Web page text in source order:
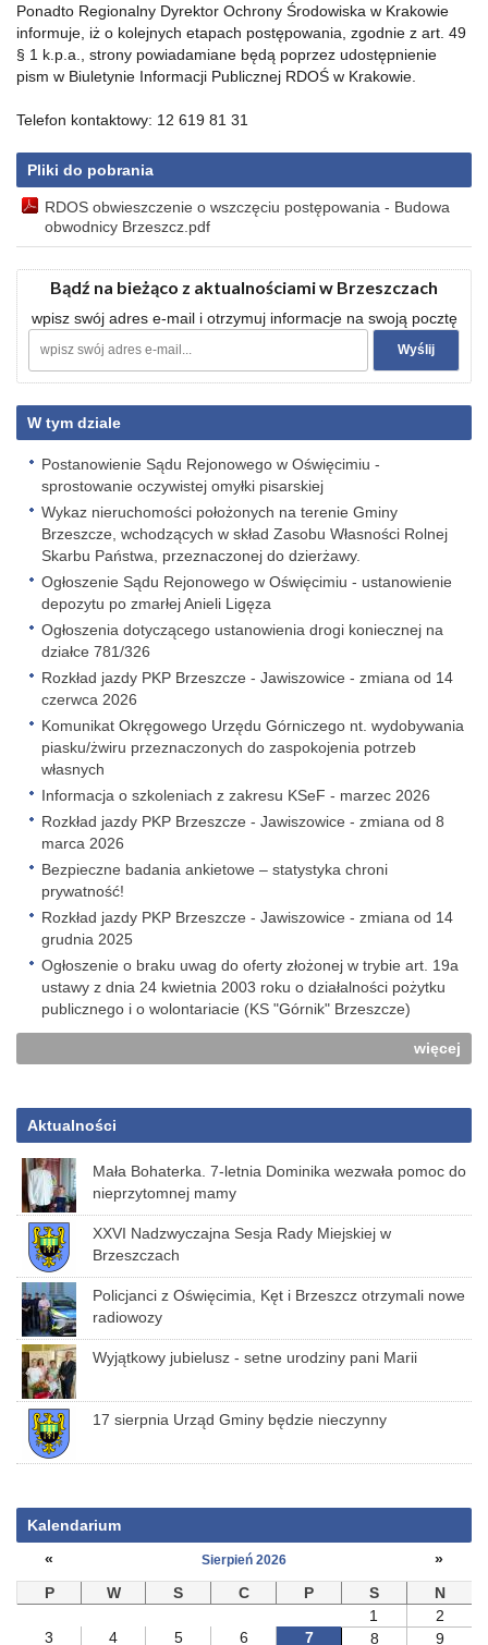
Ponadto Regionalny Dyrektor Ochrony Środowiska w Krakowie
informuje, iż o kolejnych etapach postępowania, zgodnie z art. 49
§ 1 k.p.a., strony powiadamiane będą poprzez udostępnienie
pism w Biuletynie Informacji Publicznej RDOŚ w Krakowie.
Telefon kontaktowy: 12 619 81 31
Pliki do pobrania
RDOS obwieszczenie o wszczęciu postępowania - Budowa
obwodnicy Brzeszcz.pdf
Bądź na bieżąco z aktualnościami w Brzeszczach
wpisz swój adres e-mail i otrzymuj informacje na swoją pocztę
W tym dziale
Postanowienie Sądu Rejonowego w Oświęcimiu -
sprostowanie oczywistej omyłki pisarskiej
Wykaz nieruchomości położonych na terenie Gminy
Brzeszcze, wchodzących w skład Zasobu Własności Rolnej
Skarbu Państwa, przeznaczonej do dzierżawy.
Ogłoszenie Sądu Rejonowego w Oświęcimiu - ustanowienie
depozytu po zmarłej Anieli Ligęza
Ogłoszenia dotyczącego ustanowienia drogi koniecznej na
działce 781/326
Rozkład jazdy PKP Brzeszcze - Jawiszowice - zmiana od 14
czerwca 2026
Komunikat Okręgowego Urzędu Górniczego nt. wydobywania
piasku/żwiru przeznaczonych do zaspokojenia potrzeb
własnych
Informacja o szkoleniach z zakresu KSeF - marzec 2026
Rozkład jazdy PKP Brzeszcze - Jawiszowice - zmiana od 8
marca 2026
Bezpieczne badania ankietowe – statystyka chroni
prywatność!
Rozkład jazdy PKP Brzeszcze - Jawiszowice - zmiana od 14
grudnia 2025
Ogłoszenie o braku uwag do oferty złożonej w trybie art. 19a
ustawy z dnia 24 kwietnia 2003 roku o działalności pożytku
publicznego i o wolontariacie (KS "Górnik" Brzeszcze)
więcej
Aktualności
Mała Bohaterka. 7-letnia Dominika wezwała pomoc do
nieprzytomnej mamy
XXVI Nadzwyczajna Sesja Rady Miejskiej w
Brzeszczach
Policjanci z Oświęcimia, Kęt i Brzeszcz otrzymali nowe
radiowozy
Wyjątkowy jubielusz - setne urodziny pani Marii
17 sierpnia Urząd Gminy będzie nieczynny
Kalendarium
«
Sierpień 2026
»
P
W S C P S
N
1
2
3
4 5 6 7 8
9